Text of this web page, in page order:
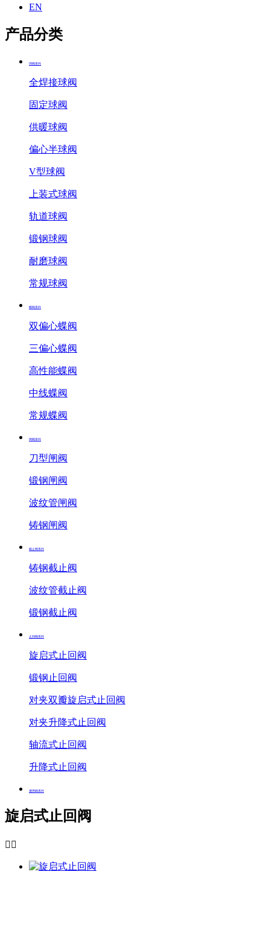
EN
产品分类
球阀系列
全焊接球阀
固定球阀
供暖球阀
偏心半球阀
V型球阀
上装式球阀
轨道球阀
锻钢球阀
耐磨球阀
常规球阀
蝶阀系列
双偏心蝶阀
三偏心蝶阀
高性能蝶阀
中线蝶阀
常规蝶阀
闸阀系列
刀型闸阀
锻钢闸阀
波纹管闸阀
铸钢闸阀
截止阀系列
铸钢截止阀
波纹管截止阀
锻钢截止阀
止回阀系列
旋启式止回阀
锻钢止回阀
对夹双瓣旋启式止回阀
对夹升降式止回阀
轴流式止回阀
升降式止回阀
通用阀系列
旋启式止回阀
 